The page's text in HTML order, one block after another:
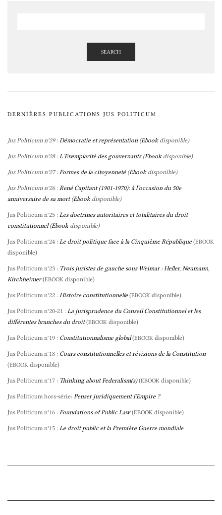
SEARCH
DERNIÈRES PUBLICATIONS JUS POLITICUM
Jus Politicum n°29: Démocratie et représentation (Ebookdisponible)
Jus Politicum n°28: L’Exemplarité des gouvernants(Ebookdisponible)
Jus Politicum n°27: Formes de la citoyenneté(Ebookdisponible)
Jus Politicum n°26: René Capitant (1901-1970): à l’occasion du 50e
anniversaire de sa mort(Ebookdisponible)
Jus Politicum n°25 : Les doctrines autoritaires et totalitaires du droit
constitutionnel(Ebookdisponible)
Jus Politicum n°24 : Le droit politique face à la Cinquième République (EBOOK
disponible)
Jus Politicum n°23 : Trois juristes de gauche sous Weimar : Heller, Neumann,
Kirchheimer (EBOOK disponible)
Jus Politicum n°22 : Histoire constitutionnelle (EBOOK disponible)
Jus Politicum n°20-21 : La jurisprudence du Conseil Constitutionnel et les
différentes branches du droit (EBOOK disponible)
Jus Politicum n°19 : Constitutionnalisme global (EBOOK disponible)
Jus Politicum n°18 : Cours constitutionnelles et révisions de la Constitution
(EBOOK disponible)
Jus Politicum n°17 : Thinking about Federalism(s) (EBOOK disponible)
Jus Politicum hors-série: Penser juridiquement l’Empire ?
Jus Politicum n°16 : Foundations of Public Law (EBOOK disponible)
Jus Politicum n°15 : Le droit public et la Première Guerre mondiale